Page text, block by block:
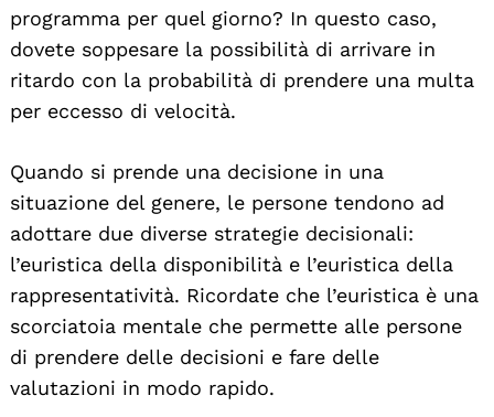
programma per quel giorno? In questo caso,
dovete soppesare la possibilità di arrivare in
ritardo con la probabilità di prendere una multa
per eccesso di velocità.
Quando si prende una decisione in una
situazione del genere, le persone tendono ad
adottare due diverse strategie decisionali:
l’euristica della disponibilità e l’euristica della
rappresentatività. Ricordate che l’euristica è una
scorciatoia mentale che permette alle persone
di prendere delle decisioni e fare delle
valutazioni in modo rapido.